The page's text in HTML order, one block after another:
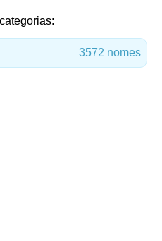
3572 nomes